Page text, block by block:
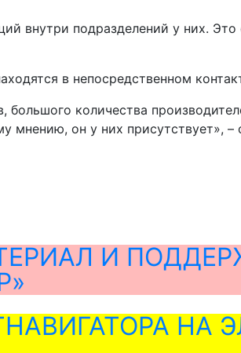
внутри подразделений у них. Это
в непосредственном
большого количества
он у них присутствует», –
И
НА